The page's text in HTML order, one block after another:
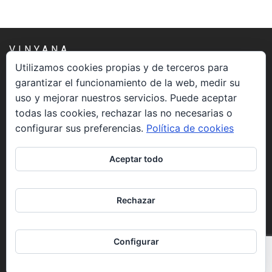
Colaboramos con
Formaciones
Nuestra propuesta de formación
Realizadas
Vídeos
VINYANA
Una asociación constituida sin ánimo de lucro cuya misión
es atender los aspectos espirituales relacionados con el
proceso vivir el morir.
REDES SOCIALES
Utilizamos cookies propias y de terceros para
garantizar el funcionamiento de la web, medir su
uso y mejorar nuestros servicios. Puede aceptar
todas las cookies, rechazar las no necesarias o
configurar sus preferencias. Política de cookies
Aceptar todo
Rechazar
Configurar